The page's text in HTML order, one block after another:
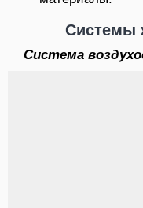
Системы
Система